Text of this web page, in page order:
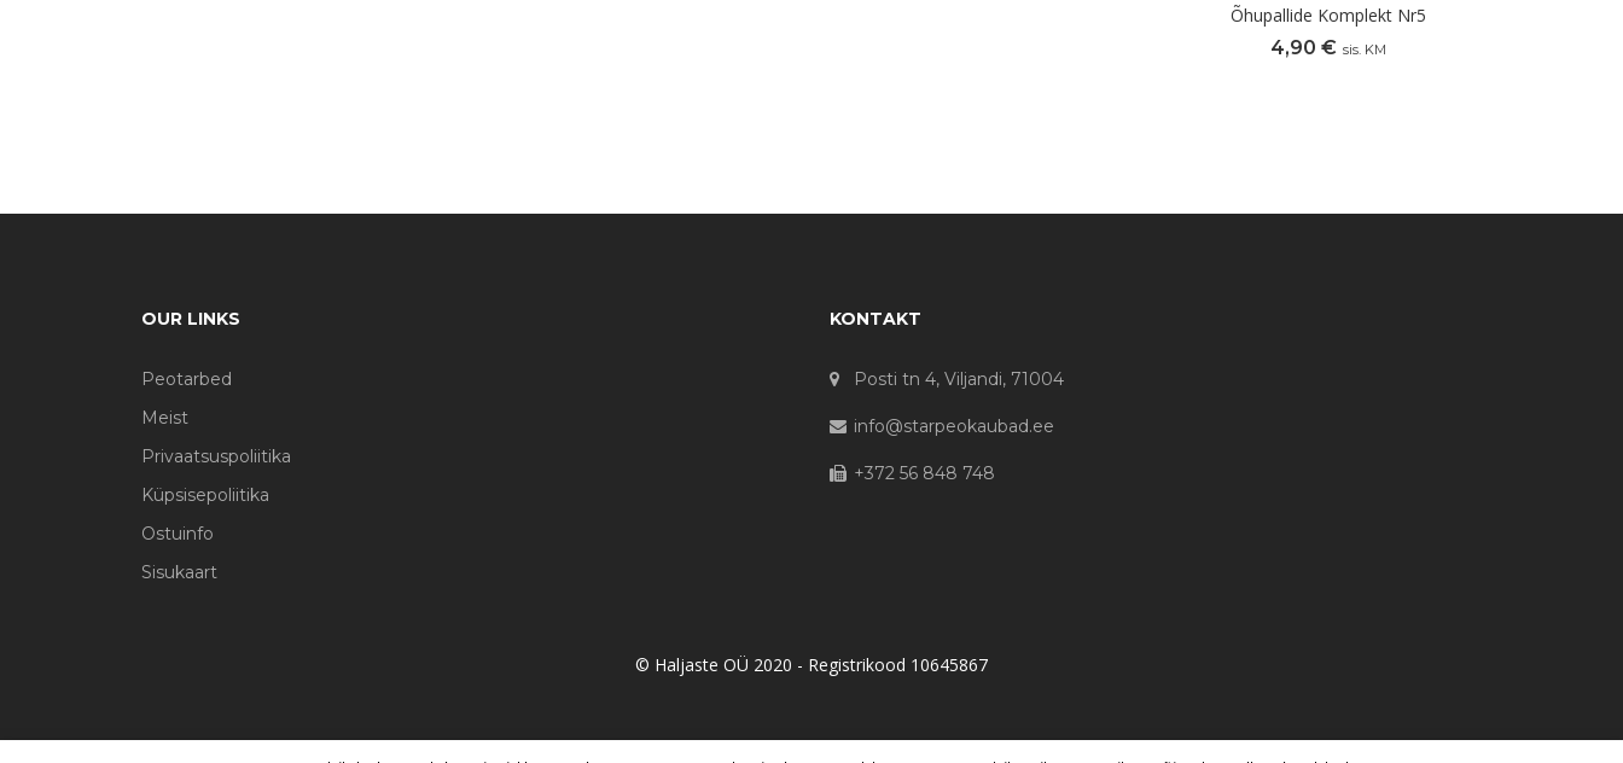
Õhupallide Komplekt Nr5
4,90 € sis. KM
OUR LINKS
Peotarbed
Meist
Privaatsuspoliitika
Küpsisepoliitika
Ostuinfo
Sisukaart
KONTAKT
Posti tn 4, Viljandi, 71004
info@starpeokaubad.ee
+372 56 848 748
© Haljaste OÜ 2020 - Registrikood 10645867